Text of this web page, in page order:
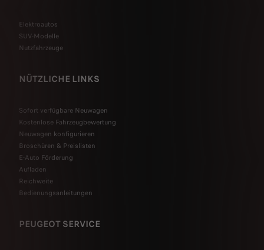
Elektroautos
SUV-Modelle
Nutzfahrzeuge
NÜTZLICHE LINKS
Sofort verfügbare Neuwagen
Kostenlose Fahrzeugbewertung
Neuwagen konfigurieren
Broschüren & Preislisten
E-Auto Förderung
Aufladen
Reichweite
Bedienungsanleitungen
PEUGEOT SERVICE